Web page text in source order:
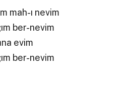
mah-ı nevim
ber-nevim
evim
ber-nevim